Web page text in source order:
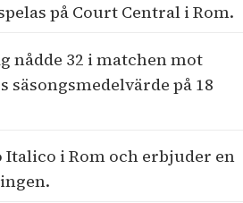
på Court Central i Rom.
nådde 32 i matchen mot
på 18
Italico i Rom och erbjuder en